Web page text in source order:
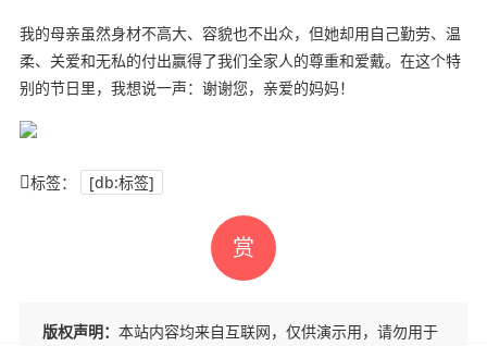
我的母亲虽然身材不高大、容貌也不出众，但她却用自己勤劳、温
柔、关爱和无私的付出赢得了我们全家人的尊重和爱戴。在这个特
别的节日里，我想说一声：谢谢您，亲爱的妈妈！
标签： [db:标签]
赏
版权声明： 本站内容均来自互联网，仅供演示用，请勿用于